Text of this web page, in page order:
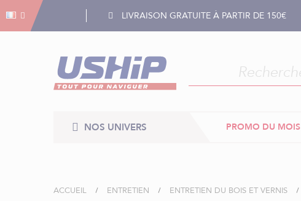
LIVRAISON GRATUITE À PARTIR DE 150€
NOS UNIVERS PROMO DU MOIS
ACCUEIL ENTRETIEN ENTRETIEN DU BOIS ET VERNIS
Gestion des cookies
Gestion des cookies